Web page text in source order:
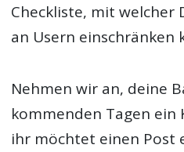
Checkliste, mit welcher
an Usern einschränken
Nehmen wir an, deine
kommenden Tagen ein
ihr möchtet einen Post